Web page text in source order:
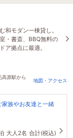
和モダン一棟貸し。
・書斎、BBQ無料の
ア拠点に最適。
高原駅から
地図・アクセス
家族やお友達と一緒
大人2名 合計(税込)